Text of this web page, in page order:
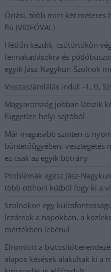
Óriási, több mint két méteres
fiú (VIDEÓVAL)
Hétfőn kezdik, csütörtökön
fennakadásokra és
egyik Jász-Nagykun-Szolnok
Visszaszámlálás indul: -1, 0,
Magyarország jobban látszik
független helyi sajtóból
Már magasabb szinten is
büntetőügyében, vesztegetés
ez csak az egyik botrány
Problémák egész Jász-
több otthoni kútból fogy ki a
Szolnokon egy
lezárnak a napokban, a
mértékben lebénul
Elromlott a
alapos késések alakultak ki a